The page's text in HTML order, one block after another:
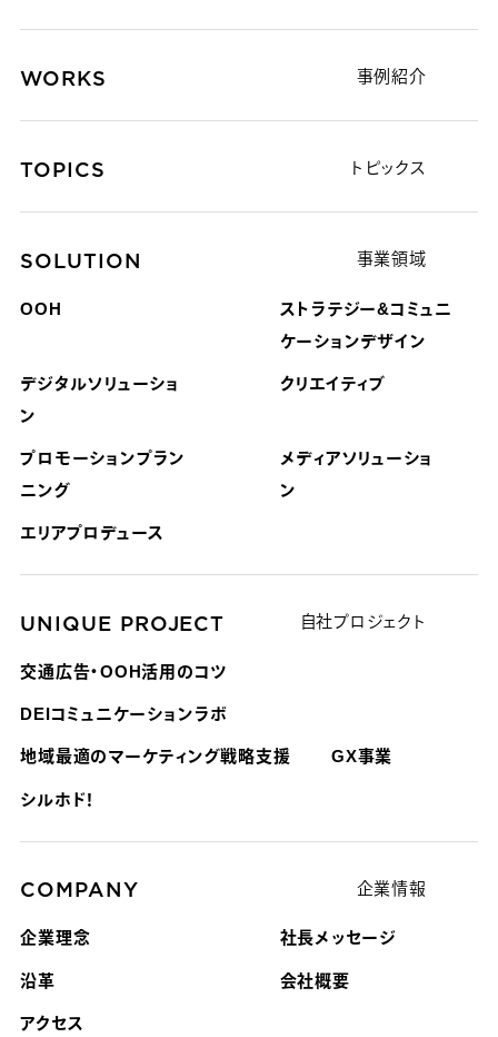
WORKS 事例紹介
TOPICS トピックス
SOLUTION 事業領域
OOH
ストラテジー&コミュニ
ケーションデザイン
デジタルソリューショ
ン
クリエイティブ
プロモーションプラン
ニング
メディアソリューショ
ン
エリアプロデュース
UNIQUE PROJECT 自社プロジェクト
交通広告・OOH活用のコツ
DEIコミュニケーションラボ
地域最適のマーケティング戦略支援 GX事業
シルホド！
COMPANY 企業情報
企業理念 社長メッセージ
沿革 会社概要
アクセス